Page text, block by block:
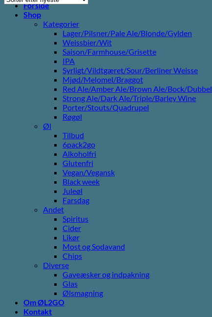
Forside
Shop
Kategorier
Lager/Pilsner/Pale Ale/Blonde/Gylden
Weissbier/Wit
Saison/Farmhouse/Grisette
IPA
Syrligt/Vildtgæret/Sour/Berliner Weisse
Mjød/Melomel/Braggot
Red Ale/Amber Ale/Brown Ale/Bock/Dubbel
Strong Ale/Dark Ale/Triple/Barley Wine
Porter/Stouts/Quadrupel
Røgøl
Øl
Tilbud
6pack2go
Alkoholfri
Glutenfri
Vegan/Vegansk
Black week
Juleøl
Farsdag
Andet
Spiritus
Cider
Likør
Most og Sodavand
Chips
Diverse
Gaveæsker og indpakning
Glas
Ølsmagning
Om ØL2GO
Kontakt